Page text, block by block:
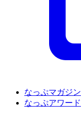
なっぷマガジン
なっぷアワード